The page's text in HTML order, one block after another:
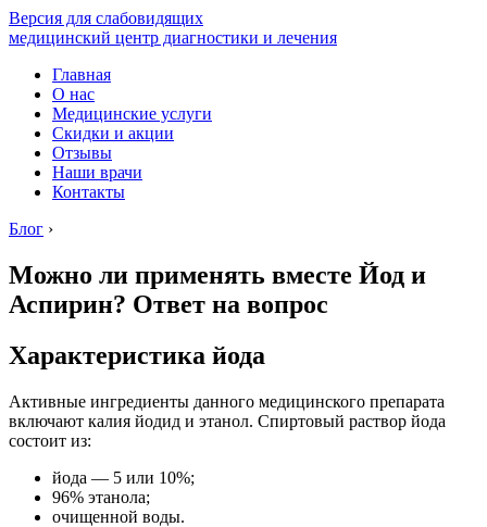
Версия для слабовидящих
медицинский центр диагностики и лечения
Главная
О нас
Медицинские услуги
Скидки и акции
Отзывы
Наши врачи
Контакты
Блог ›
Можно ли применять вместе Йод и
Аспирин? Ответ на вопрос
Характеристика йода
Активные ингредиенты данного медицинского препарата
включают калия йодид и этанол. Спиртовый раствор йода
состоит из:
йода — 5 или 10%;
96% этанола;
очищенной воды.